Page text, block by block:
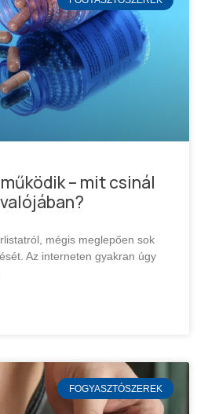
– mit csinál
mégis meglepően sok
Az interneten gyakran úgy
FOGYASZTÓSZEREK